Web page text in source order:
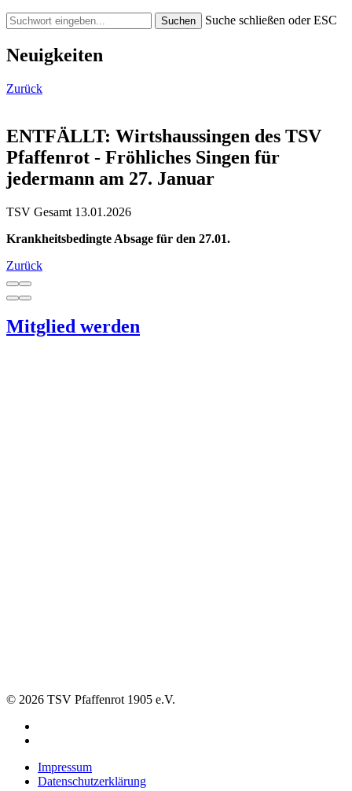
Suche schließen oder ESC
Neuigkeiten
Zurück
ENTFÄLLT: Wirtshaussingen des TSV
Pfaffenrot - Fröhliches Singen für
jedermann am 27. Januar
TSV Gesamt 13.01.2026
Krankheitsbedingte Absage für den 27.01.
Zurück
Mitglied werden
© 2026 TSV Pfaffenrot 1905 e.V.
Impressum
Datenschutzerklärung